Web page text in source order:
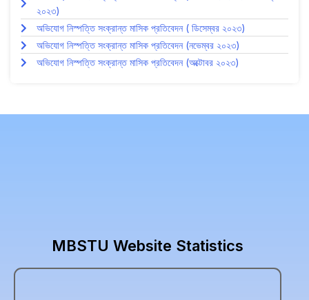
২০২৩)
অভিযোগ নিস্পত্তি সংক্রান্ত মাসিক প্রতিবেদন ( ডিসেম্বর ২০২৩)
অভিযোগ নিস্পত্তি সংক্রান্ত মাসিক প্রতিবেদন (নভেম্বর ২০২৩)
অভিযোগ নিস্পত্তি সংক্রান্ত মাসিক প্রতিবেদন (অক্টোবর ২০২৩)
MBSTU Website Statistics